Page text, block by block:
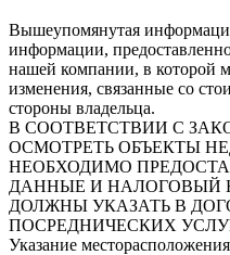
Вышеупомянутая
информации,
нашей компании, в которой
изменения, связанные со
стороны владельца.
В СООТВЕТСТВИИ С
ОСМОТРЕТЬ ОБЪЕКТЫ
НЕОБХОДИМО
ДАННЫЕ И НАЛОГОВЫЙ
ДОЛЖНЫ УКАЗАТЬ В
ПОСРЕДНИЧЕСКИХ
Указание